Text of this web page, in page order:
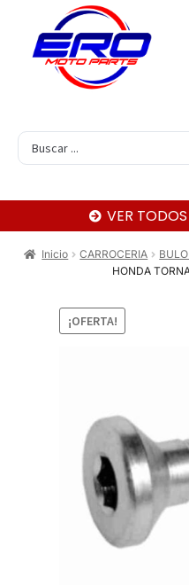
VER
Inicio CARROCERIA
HONDA
¡OFERTA!